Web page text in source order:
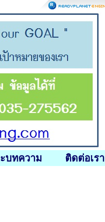
บทความ ติดต่อเรา